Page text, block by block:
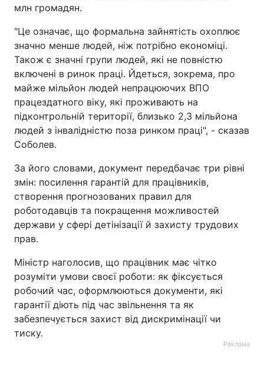
млн громадян.
"Це означає, що формальна зайнятість охоплює
значно менше людей, ніж потрібно економіці.
Також є значні групи людей, які не повністю
включені в ринок праці. Йдеться, зокрема, про
майже мільйон людей непрацюючих ВПО
працездатного віку, які проживають на
підконтрольній території, близько 2,3 мільйона
людей з інвалідністю поза ринком праці", - сказав
Соболев.
За його словами, документ передбачає три рівні
змін: посилення гарантій для працівників,
створення прогнозованих правил для
роботодавців та покращення можливостей
держави у сфері детінізації й захисту трудових
прав.
Міністр наголосив, що працівник має чітко
розуміти умови своєї роботи: як фіксується
робочий час, оформлюються документи, які
гарантії діють під час звільнення та як
забезпечується захист від дискримінації чи
тиску.
Реклама